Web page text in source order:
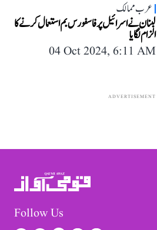
عرب ممالک
لبنان نے اسرائیل پر فاسفورس بم استعمال کرنے کا
الزام لگایا
04 Oct 2024, 6:11 AM
ADVERTISEMENT
Follow Us